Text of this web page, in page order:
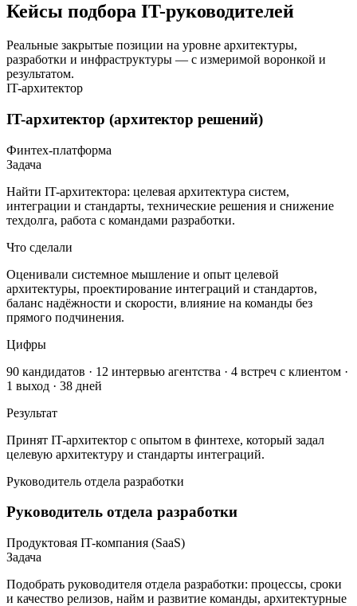
Кейсы подбора IT-руководителей
Реальные закрытые позиции на уровне архитектуры,
разработки и инфраструктуры — с измеримой воронкой и
результатом.
IT-архитектор
IT-архитектор (архитектор решений)
Финтех-платформа
Задача
Найти IT-архитектора: целевая архитектура систем,
интеграции и стандарты, технические решения и снижение
техдолга, работа с командами разработки.
Что сделали
Оценивали системное мышление и опыт целевой
архитектуры, проектирование интеграций и стандартов,
баланс надёжности и скорости, влияние на команды без
прямого подчинения.
Цифры
90 кандидатов · 12 интервью агентства · 4 встреч с клиентом ·
1 выход · 38 дней
Результат
Принят IT-архитектор с опытом в финтехе, который задал
целевую архитектуру и стандарты интеграций.
Руководитель отдела разработки
Руководитель отдела разработки
Продуктовая IT-компания (SaaS)
Задача
Подобрать руководителя отдела разработки: процессы, сроки
и качество релизов, найм и развитие команды, архитектурные